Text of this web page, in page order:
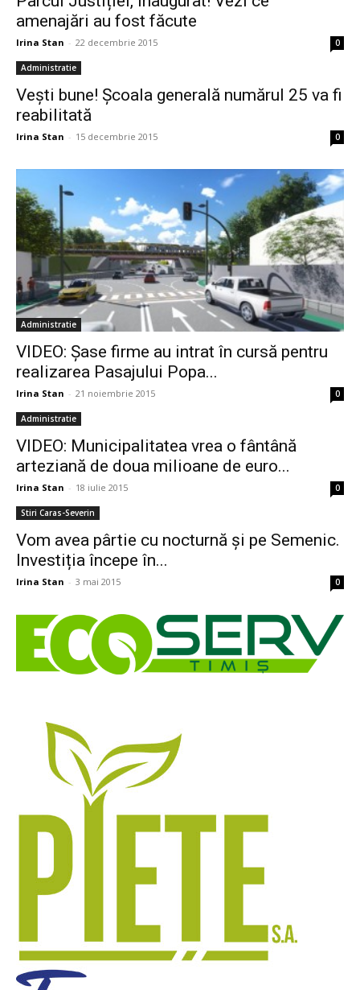
amenajări au fost făcute
Irina Stan - 22 decembrie 2015 0
Administratie
Vești bune! Şcoala generală numărul 25 va fi
reabilitată
Irina Stan - 15 decembrie 2015 0
Administratie
VIDEO: Șase firme au intrat în cursă pentru
realizarea Pasajului Popa...
Irina Stan - 21 noiembrie 2015 0
Administratie
VIDEO: Municipalitatea vrea o fântână
arteziană de doua milioane de euro...
Irina Stan - 18 iulie 2015 0
Stiri Caras-Severin
Vom avea pârtie cu nocturnă și pe Semenic.
Investiția începe în...
Irina Stan - 3 mai 2015 0